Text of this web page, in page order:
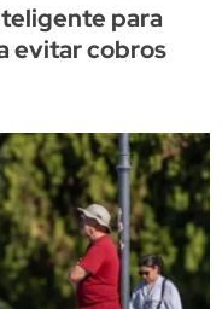
para
evitar cobros